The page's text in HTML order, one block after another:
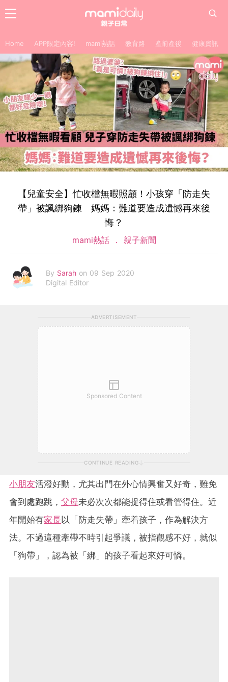
Home APP限定內容! mami熱話 教育路 產前產後 健康資訊
【兒童安全】忙收檔無暇照顧！小孩穿「防走失
帶」被諷綁狗鍊 媽媽：難道要造成遺憾再來後
悔？
mami熱話 親子新聞
By Sarah on 09 Sep 2020
Digital Editor
ADVERTISEMENT
Sponsored Content
CONTINUE READING
小朋友活潑好動，尤其出門在外心情興奮又好奇，難免
會到處跑跳， 父母未必次次都能捉得住或看管得住。近
年開始有家長以「防走失帶」牽着孩子，作為解決方
法。不過這種牽帶不時引起爭議，被指觀感不好，就似
「狗帶」，認為被「綁」的孩子看起來好可憐。